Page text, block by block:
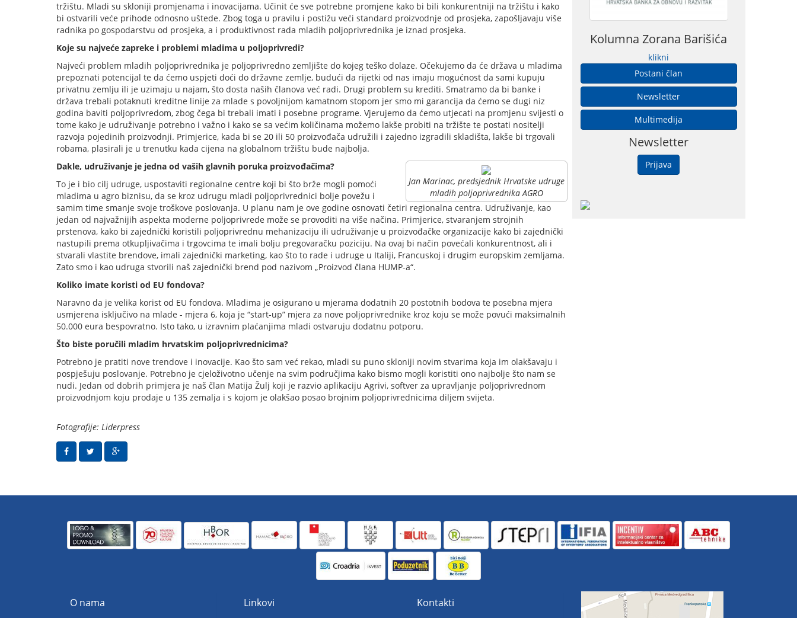
tržištu. Mladi su skloniji promjenama i inovacijama. Učinit će sve potrebne promjene kako bi bili konkurentniji na tržištu i kako
bi ostvarili veće prihode odnosno uštede. Zbog toga u pravilu i postižu veći standard proizvodnje od prosjeka, zapošljavaju više
radnika po gospodarstvu od prosjeka, a i produktivnost rada mladih poljoprivrednika je iznad prosjeka.
Koje su najveće zapreke i problemi mladima u poljoprivredi?
Najveći problem mladih poljoprivrednika je poljoprivredno zemljište do kojeg teško dolaze. Očekujemo da će država u mladima
prepoznati potencijal te da ćemo uspjeti doći do državne zemlje, budući da rijetki od nas imaju mogućnost da sami kupuju
privatnu zemlju ili je uzimaju u najam, što dosta naših članova već radi. Drugi problem su krediti. Smatramo da bi banke i
država trebali potaknuti kreditne linije za mlade s povoljnijom kamatnom stopom jer smo mi garancija da ćemo se dugi niz
godina baviti poljoprivredom, zbog čega bi trebali imati i posebne programe. Vjerujemo da ćemo utjecati na promjenu svijesti o
tome kako je udruživanje potrebno i važno i kako se sa većim količinama možemo lakše probiti na tržište te postati nositelji
razvoja pojedinih proizvodnji. Primjerice, kada bi se 20 ili 50 proizvođača udružili i zajedno izgradili skladišta, lakše bi trgovali
robama, plasirali je u trenutku kada cijena na globalnom tržištu bude najbolja.
Jan Marinac, predsjednik Hrvatske udruge
mladih poljoprivrednika AGRO
Dakle, udruživanje je jedna od vaših glavnih poruka proizvođačima?
To je i bio cilj udruge, uspostaviti regionalne centre koji bi što brže mogli pomoći
mladima u agro biznisu, da se kroz udrugu mladi poljoprivrednici bolje povežu i
samim time smanje svoje troškove poslovanja. U planu nam je ove godine osnovati četiri regionalna centra. Udruživanje, kao
jedan od najvažnijih aspekta moderne poljoprivrede može se provoditi na više načina. Primjerice, stvaranjem strojnih
prstenova, kako bi zajednički koristili poljoprivrednu mehanizaciju ili udruživanje u proizvođačke organizacije kako bi zajednički
nastupili prema otkupljivačima i trgovcima te imali bolju pregovaračku poziciju. Na ovaj bi način povećali konkurentnost, ali i
stvarali vlastite brendove, imali zajednički marketing, kao što to rade i udruge u Italiji, Francuskoj i drugim europskim zemljama.
Zato smo i kao udruga stvorili naš zajednički brend pod nazivom „Proizvod člana HUMP-a“.
Koliko imate koristi od EU fondova?
Naravno da je velika korist od EU fondova. Mladima je osigurano u mjerama dodatnih 20 postotnih bodova te posebna mjera
usmjerena isključivo na mlade - mjera 6, koja je “start-up” mjera za nove poljoprivrednike kroz koju se može povući maksimalnih
50.000 eura bespovratno. Isto tako, u izravnim plaćanjima mladi ostvaruju dodatnu potporu.
Što biste poručili mladim hrvatskim poljoprivrednicima?
Potrebno je pratiti nove trendove i inovacije. Kao što sam već rekao, mladi su puno skloniji novim stvarima koja im olakšavaju i
pospješuju poslovanje. Potrebno je cjeloživotno učenje na svim područjima kako bismo mogli koristiti ono najbolje što nam se
nudi. Jedan od dobrih primjera je naš član Matija Žulj koji je razvio aplikaciju Agrivi, softver za upravljanje poljoprivrednom
proizvodnjom koju prodaje u 135 zemalja i s kojom je olakšao posao brojnim poljoprivrednicima diljem svijeta.
Fotografije: Liderpress
Kolumna Zorana Barišića
klikni
Postani član
Newsletter
Multimedija
Newsletter
Prijava
O nama Linkovi Kontakti